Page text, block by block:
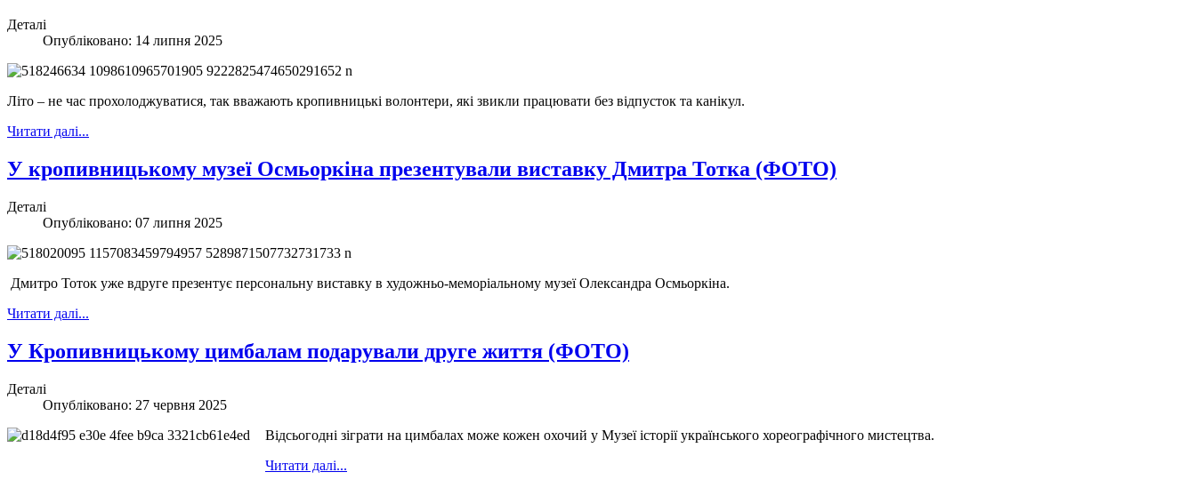
Деталі
Опубліковано: 14 липня 2025
Літо – не час прохолоджуватися, так вважають кропивницькі волонтери, які звикли працювати без відпусток та канікул.
Читати далі...
У кропивницькому музеї Осмьоркіна презентували виставку Дмитра Тотка (ФОТО)
Деталі
Опубліковано: 07 липня 2025
Дмитро Тоток уже вдруге презентує персональну виставку в художньо-меморіальному музеї Олександра Осмьоркіна.
Читати далі...
У Кропивницькому цимбалам подарували друге життя (ФОТО)
Деталі
Опубліковано: 27 червня 2025
Відсьогодні зіграти на цимбалах може кожен охочий у Музеї історії українського хореографічного мистецтва.
Читати далі...